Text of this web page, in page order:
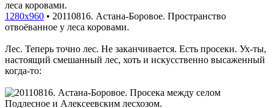
1280x960 • 20110816. Астана-Боровое. Пространство
отвоёванное у леса коровами.
Лес. Теперь точно лес. Не заканчивается. Есть просеки. Ух-ты,
настоящий смешанный лес, хоть и искусственно высаженный
когда-то: